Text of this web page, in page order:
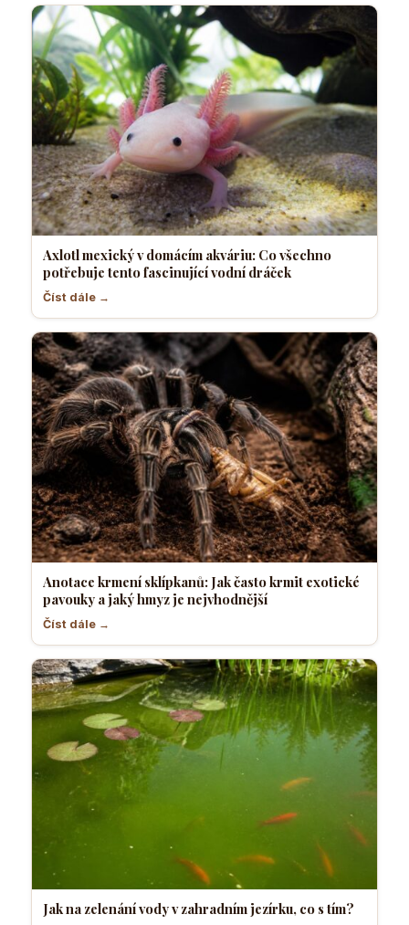
Axlotl mexický v domácím akváriu: Co všechno
potřebuje tento fascinující vodní dráček
Číst dále →
Anotace krmení sklípkanů: Jak často krmit exotické
pavouky a jaký hmyz je nejvhodnější
Číst dále →
Jak na zelenání vody v zahradním jezírku, co s tím?